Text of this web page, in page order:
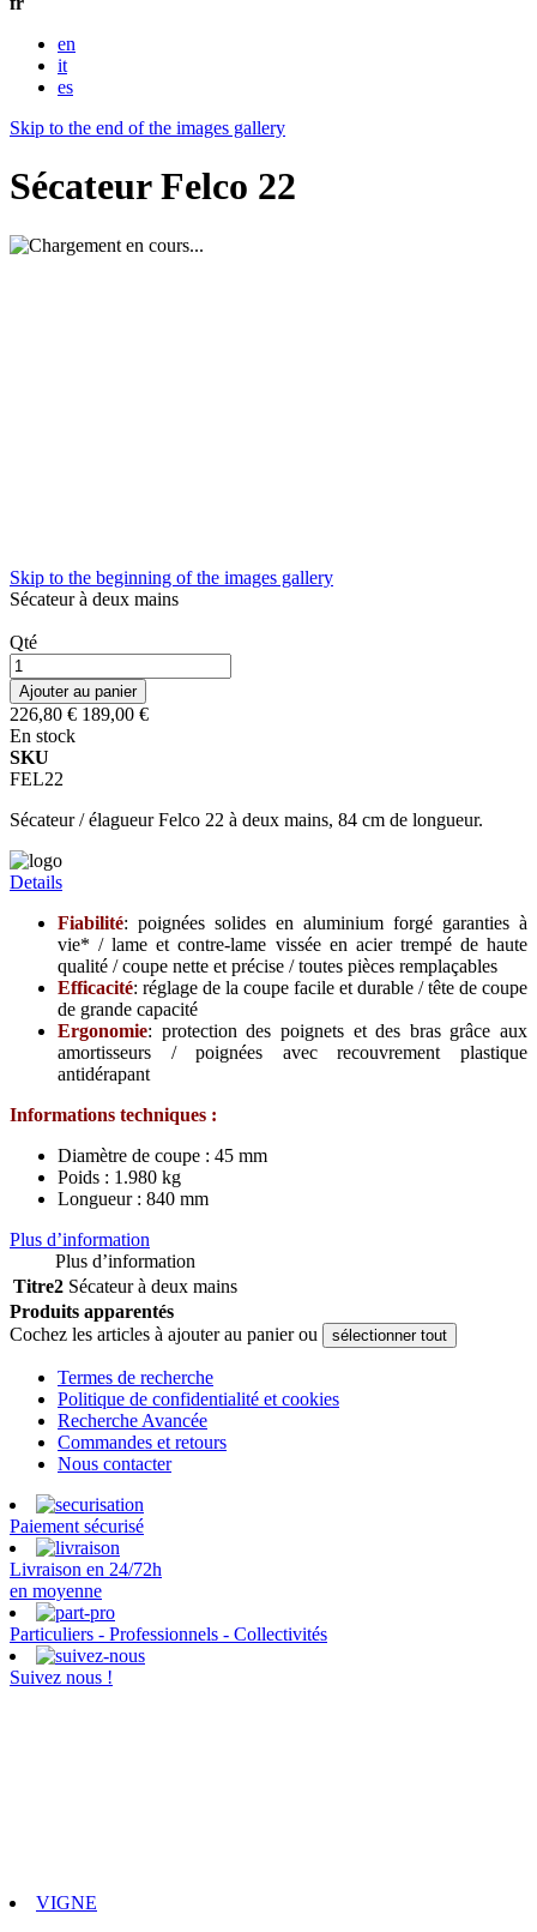
en
it
es
Skip to the end of the images gallery
Sécateur Felco 22
Skip to the beginning of the images gallery
Sécateur à deux mains
Qté
Ajouter au panier
226,80 € 189,00 €
En stock
SKU
FEL22
Sécateur / élagueur Felco 22 à deux mains, 84 cm de longueur.
Details
Fiabilité: poignées solides en aluminium forgé garanties à
vie* / lame et contre-lame vissée en acier trempé de haute
qualité / coupe nette et précise / toutes pièces remplaçables
Efficacité: réglage de la coupe facile et durable / tête de coupe
de grande capacité
Ergonomie: protection des poignets et des bras grâce aux
amortisseurs / poignées avec recouvrement plastique
antidérapant
Informations techniques :
Diamètre de coupe : 45 mm
Poids : 1.980 kg
Longueur : 840 mm
Plus d’information
Plus d’information
Titre2 Sécateur à deux mains
Produits apparentés
Cochez les articles à ajouter au panier ou
sélectionner tout
Termes de recherche
Politique de confidentialité et cookies
Recherche Avancée
Commandes et retours
Nous contacter
Paiement sécurisé
Livraison en 24/72h
en moyenne
Particuliers - Professionnels - Collectivités
Suivez nous !
VIGNE